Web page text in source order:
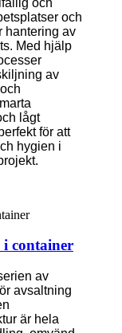
och
hantering av
Med hjälp
av
lågt
för att
hygien i
i container
av
avsaltning
är hela